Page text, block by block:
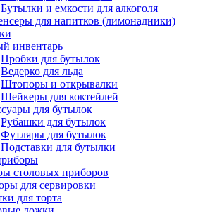
Бутылки и емкости для алкоголя
для напитков (лимонадники)
инвентарь
Пробки для бутылок
Ведерко для льда
Штопоры и открывалки
Шейкеры для коктейлей
для бутылок
Рубашки для бутылок
Футляры для бутылок
Подставки для бутылки
столовых приборов
для сервировки
для торта